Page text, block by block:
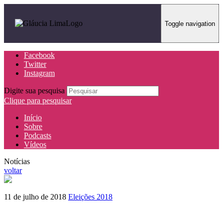
Toggle navigation
Facebook
Twitter
Instagram
Digite sua pesquisa
Clique para pesquisar
Início
Sobre
Podcasts
Vídeos
Notícias
voltar
11 de julho de 2018 Eleições 2018